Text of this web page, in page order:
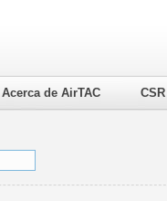
Acerca de AirTAC CSR